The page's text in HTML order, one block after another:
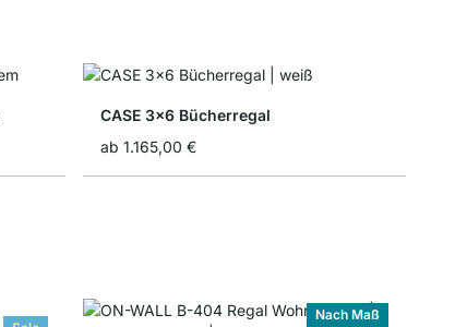
CASE 3x6 Bücherregal
ab 1.165,00 €
Nach Maß